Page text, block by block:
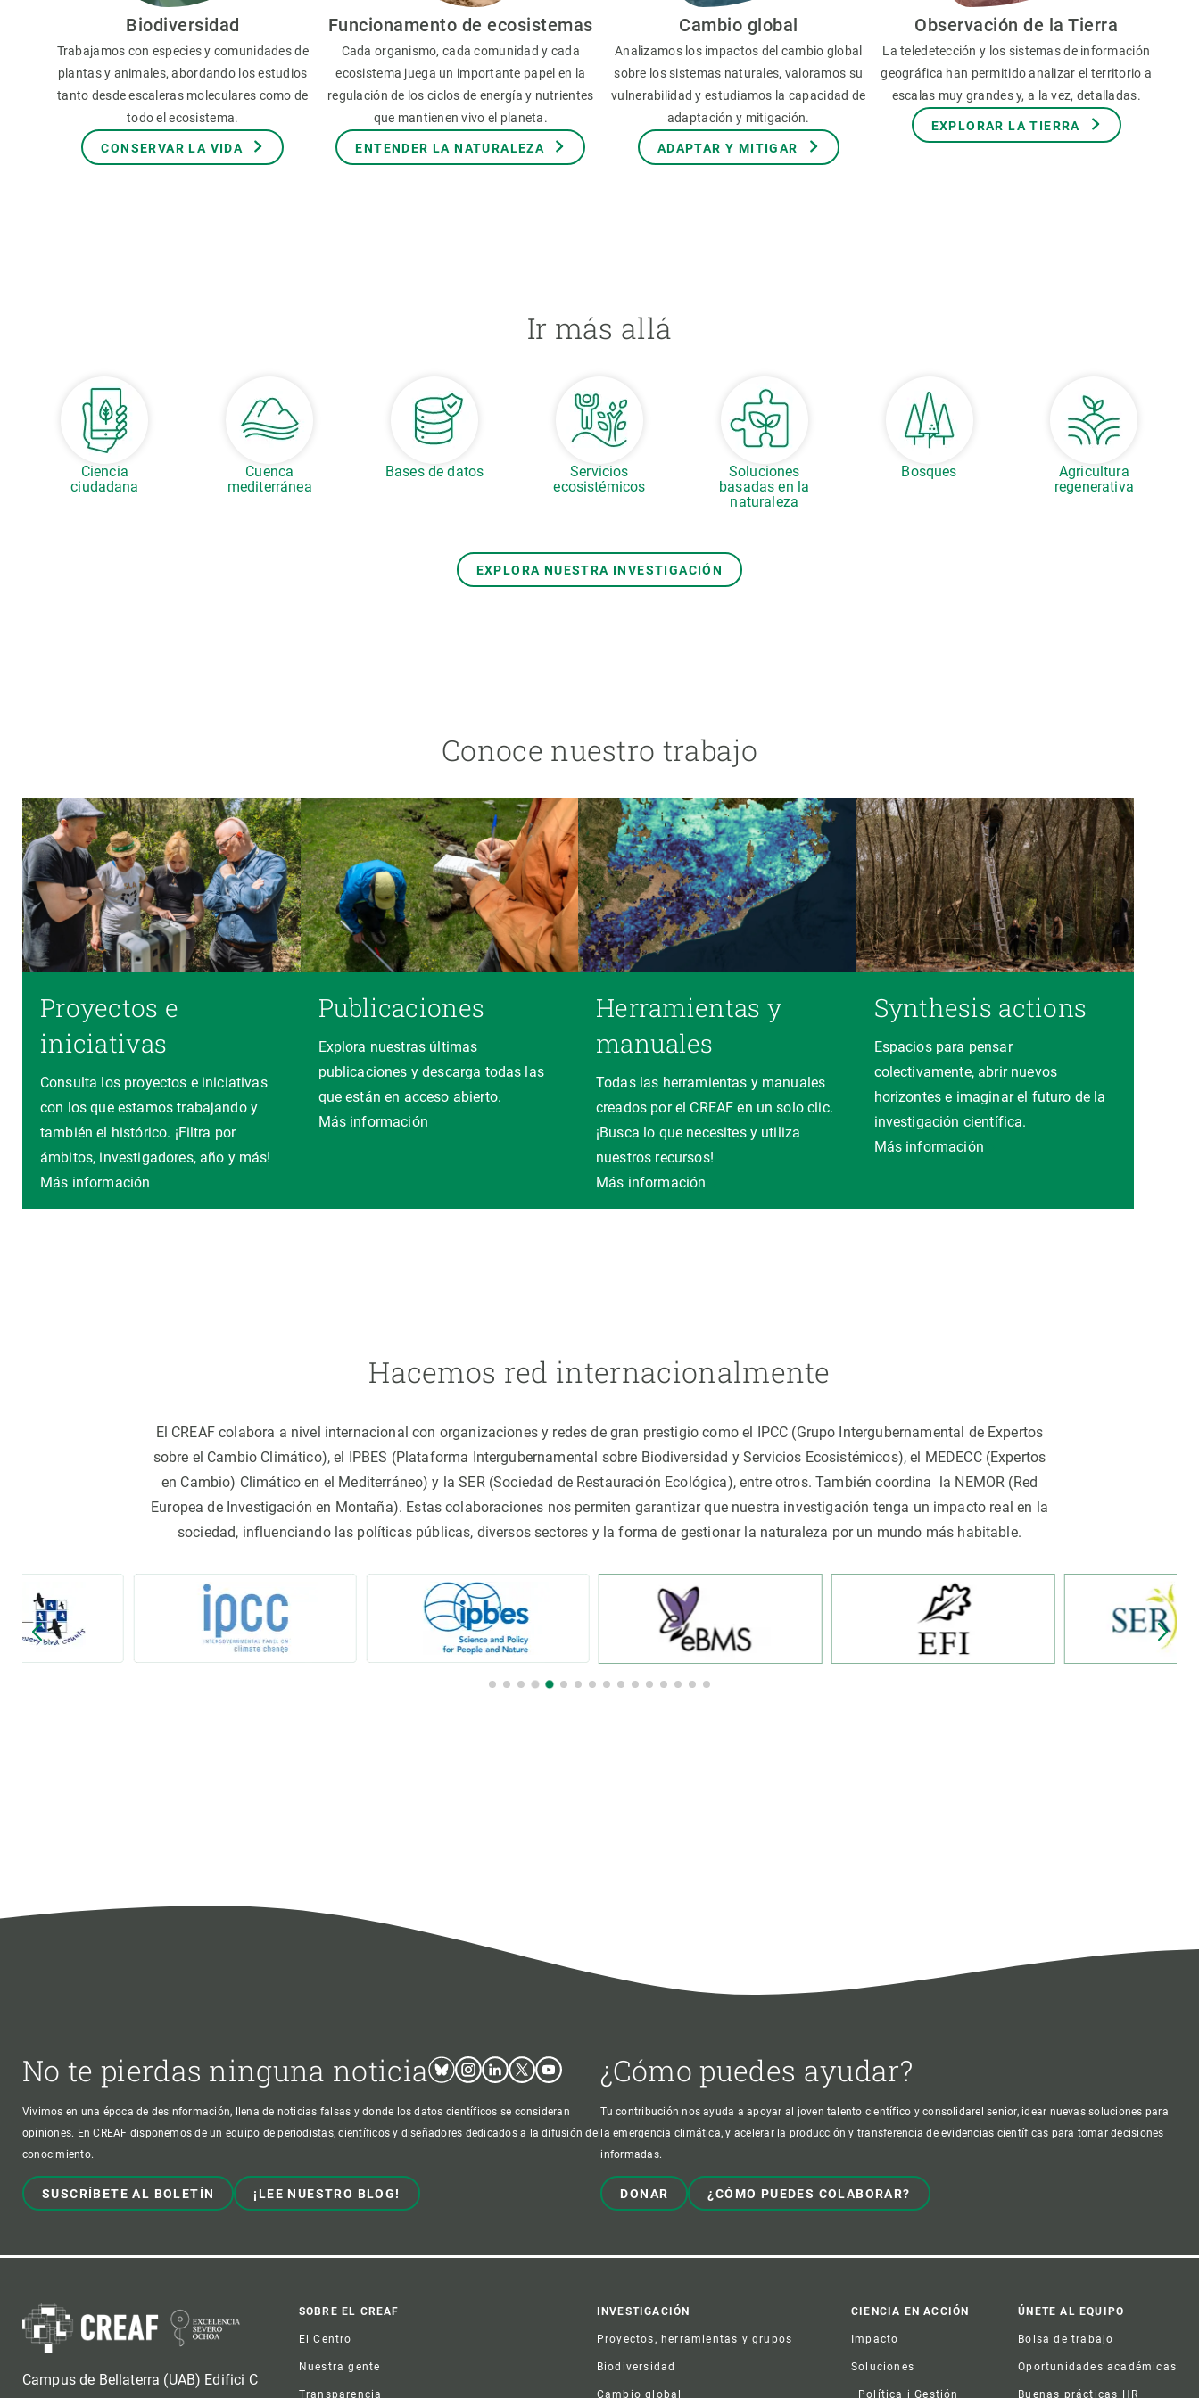
Biodiversidad
Trabajamos con especies y comunidades de
plantas y animales, abordando los estudios
tanto desde escaleras moleculares como de
todo el ecosistema.
CONSERVAR LA VIDA
Funcionamento de ecosistemas
Cada organismo, cada comunidad y cada
ecosistema juega un importante papel en la
regulación de los ciclos de energía y nutrientes
que mantienen vivo el planeta.
ENTENDER LA NATURALEZA
Cambio global
Analizamos los impactos del cambio global
sobre los sistemas naturales, valoramos su
vulnerabilidad y estudiamos la capacidad de
adaptación y mitigación.
ADAPTAR Y MITIGAR
Observación de la Tierra
La teledetección y los sistemas de información
geográfica han permitido analizar el territorio a
escalas muy grandes y, a la vez, detalladas.
EXPLORAR LA TIERRA
Ir más allá
Ciencia
ciudadana
Cuenca
mediterránea
Bases de datos
Servicios
ecosistémicos
Soluciones
basadas en la
naturaleza
Bosques
Agricultura
regenerativa
EXPLORA NUESTRA INVESTIGACIÓN
Conoce nuestro trabajo
Proyectos e
iniciativas
Consulta los proyectos e iniciativas
con los que estamos trabajando y
también el histórico. ¡Filtra por
ámbitos, investigadores, año y más!
Más información
Publicaciones
Explora nuestras últimas
publicaciones y descarga todas las
que están en acceso abierto.
Más información
Herramientas y
manuales
Todas las herramientas y manuales
creados por el CREAF en un solo clic.
¡Busca lo que necesites y utiliza
nuestros recursos!
Más información
Synthesis actions
Espacios para pensar
colectivamente, abrir nuevos
horizontes e imaginar el futuro de la
investigación científica.
Más información
Hacemos red internacionalmente
El CREAF colabora a nivel internacional con organizaciones y redes de gran prestigio como el IPCC (Grupo Intergubernamental de Expertos
sobre el Cambio Climático), el IPBES (Plataforma Intergubernamental sobre Biodiversidad y Servicios Ecosistémicos), el MEDECC (Expertos
en Cambio) Climático en el Mediterráneo) y la SER (Sociedad de Restauración Ecológica), entre otros. También coordina la NEMOR (Red
Europea de Investigación en Montaña). Estas colaboraciones nos permiten garantizar que nuestra investigación tenga un impacto real en la
sociedad, influenciando las políticas públicas, diversos sectores y la forma de gestionar la naturaleza por un mundo más habitable.
No te pierdas ninguna noticiaBlueskyInstagram
LinkedinTwitterYoutube
Vivimos en una época de desinformación, llena de noticias falsas y donde los datos científicos se consideran
opiniones. En CREAF disponemos de un equipo de periodistas, científicos y diseñadores dedicados a la difusión del
conocimiento.
SUSCRÍBETE AL BOLETÍN ¡LEE NUESTRO BLOG!
¿Cómo puedes ayudar?
Tu contribución nos ayuda a apoyar al joven talento científico y consolidarel senior, idear nuevas soluciones para
la emergencia climática, y acelerar la producción y transferencia de evidencias científicas para tomar decisiones
informadas.
DONAR ¿CÓMO PUEDES COLABORAR?
Campus de Bellaterra (UAB) Edifici C
Footer
SOBRE EL CREAF
El Centro
Nuestra gente
Transparencia
INVESTIGACIÓN
Proyectos, herramientas y grupos
Biodiversidad
Cambio global
CIENCIA EN ACCIÓN
Impacto
Soluciones
Política i Gestión
ÚNETE AL EQUIPO
Bolsa de trabajo
Oportunidades académicas
Buenas prácticas HR
Observación de la Tierra